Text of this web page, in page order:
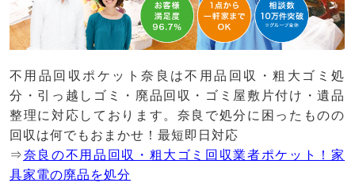
不用品回収ポケット奈良は不用品回収・粗大ゴミ処
分・引っ越しゴミ・廃品回収・ゴミ屋敷片付け・遺品
整理に対応しております。奈良で処分に困ったものの
回収は何でもおまかせ！最短即日対応
⇒奈良の不用品回収・粗大ゴミ回収業者ポケット！家
具家電の廃品を処分